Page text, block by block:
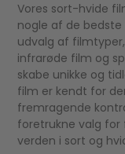
Vores sort-hvide
nogle af de
udvalg af
infrarøde film og
skabe unikke og
film er kendt for
fremragende
foretrukne valg
verden i sort og